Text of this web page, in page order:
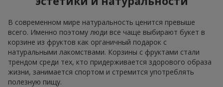
В современном мире натуральность ценится превыше
всего. Именно поэтому люди все чаще выбирают букет в
корзине из фруктов как органичный подарок с
натуральными лакомствами. Корзины с фруктами стали
трендом среди тех, кто придерживается здорового образа
жизни, занимается спортом и стремится употреблять
полезную пищу.